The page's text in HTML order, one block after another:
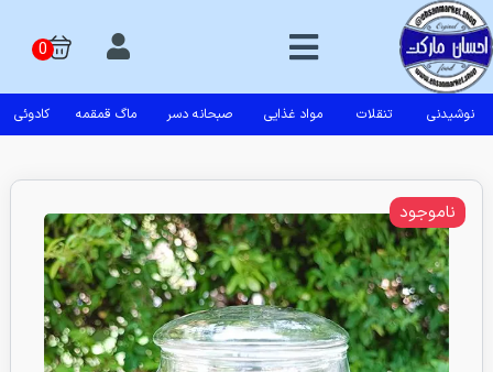
نوشیدنی تنقلات مواد غذایی صبحانه دسر ماگ قمقمه کادوئی
ناموجود